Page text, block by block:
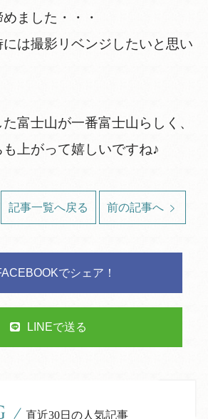
ました・・・
は撮影リベンジしたいと思い
富士山が一番富士山らしく、
上がって嬉しいですね♪
記事一覧へ戻る 前の記事へ
でシェア！
LINEで送る
/ 直近30日の人気記事